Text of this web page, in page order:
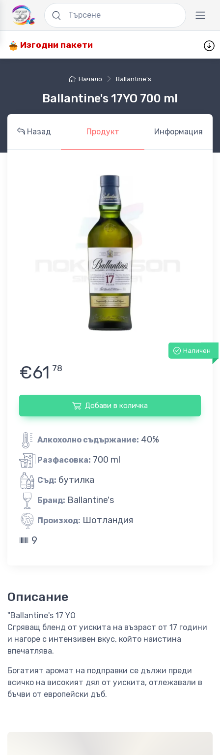
Изгодни пакети
Начало Ballantine's
Ballantine's 17YO 700 ml
Назад Продукт Информация
Наличен
€61 78
Добави в количка
Алкохолно съдържание: 40%
Разфасовка: 700 ml
Съд: бутилка
Бранд: Ballantine's
Произход: Шотландия
9
Описание
"Ballantine's 17 YO
Сгряващ бленд от уискита на възраст от 17 години
и нагоре с интензивен вкус, който наистина
впечатлява.
Богатият аромат на подправки се дължи преди
всичко на високият дял от уискита, отлежавали в
бъчви от европейски дъб.